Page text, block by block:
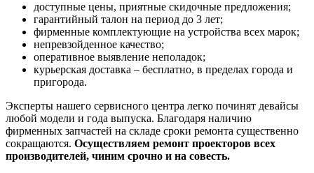
доступные цены, приятные скидочные предложения;
гарантийный талон на период до 3 лет;
фирменные комплектующие на устройства всех марок;
непревзойденное качество;
оперативное выявление неполадок;
курьерская доставка – бесплатно, в пределах города и
пригорода.
Эксперты нашего сервисного центра легко починят девайсы
любой модели и года выпуска. Благодаря наличию
фирменных запчастей на складе сроки ремонта существенно
сокращаются. Осуществляем ремонт проекторов всех
производителей, чиним срочно и на совесть.